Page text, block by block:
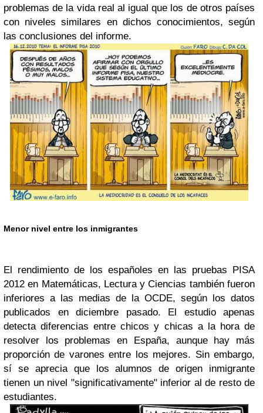
problemas de la vida real al igual que los de otros países
con niveles similares en dichos conocimientos, según
las conclusiones del informe.
Menor nivel entre los inmigrantes
El rendimiento de los españoles en las pruebas PISA
2012 en Matemáticas, Lectura y Ciencias también fueron
inferiores a las medias de la OCDE, según los datos
publicados en diciembre pasado. El estudio apenas
detecta diferencias entre chicos y chicas a la hora de
resolver los problemas en España, aunque hay más
proporción de varones entre los mejores. Sin embargo,
sí se aprecia que los alumnos de origen inmigrante
tienen un nivel "significativamente" inferior al de resto de
estudiantes.